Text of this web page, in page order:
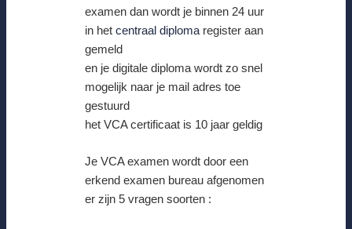
examen dan wordt je binnen 24 uur
in het centraal diplomaregister aan
gemeld
en je digitale diploma wordt zo snel
mogelijk naar je mail adres toe
gestuurd
het VCA certificaat is 10 jaar geldig
Je VCA examen wordt door een
erkend examen bureau afgenomen
er zijn 5 vragen soorten :